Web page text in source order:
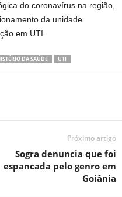
do coronavírus na região,
da unidade
em UTI.
DA SAÚDE UTI
Próximo artigo
Sogra denuncia que foi
espancada pelo genro em
Goiânia